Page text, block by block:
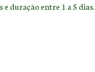
duração entre 1 a 5 dias.